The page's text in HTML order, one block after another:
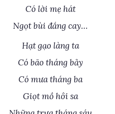
Có lời mẹ hát
Ngọt bùi đắng cay…
Hạt gạo làng ta
Có bão tháng bảy
Có mưa tháng ba
Giọt mồ hôi sa